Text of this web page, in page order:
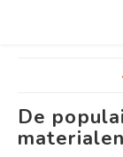
Banken
De